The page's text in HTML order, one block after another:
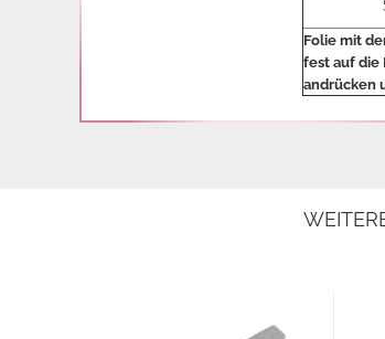
Folie mit
fest auf die
andrücken